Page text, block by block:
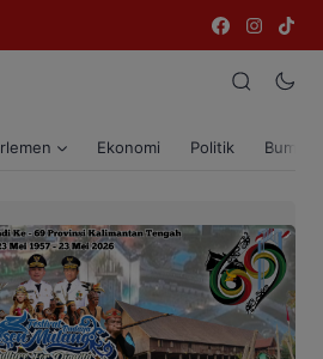
Ekonomi Politik Bumi